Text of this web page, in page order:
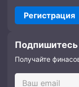
Регистрация
Получайте